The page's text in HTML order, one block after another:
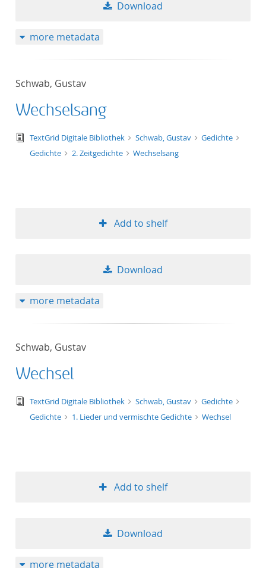
Download
more metadata
Schwab, Gustav
Wechselsang
text/tg.edition+tg.aggregation+xml
TextGrid Digitale Bibliothek Schwab, Gustav
Gedichte
Gedichte
2. Zeitgedichte Wechselsang
Add to shelf
Download
more metadata
Schwab, Gustav
Wechsel
text/tg.edition+tg.aggregation+xml
TextGrid Digitale Bibliothek Schwab, Gustav
Gedichte
Gedichte
1. Lieder und vermischte Gedichte Wechsel
Add to shelf
Download
more metadata